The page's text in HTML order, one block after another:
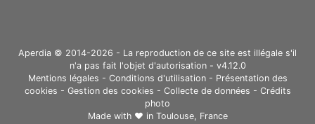
Aperdia © 2014-2026 - La reproduction de ce site est illégale s'il
n'a pas fait l'objet d'autorisation - v4.12.0
Mentions légales - Conditions d'utilisation- Présentation des
cookies - Gestion des cookies - Collecte de données - Crédits
photo
Made with ❤ in Toulouse, France